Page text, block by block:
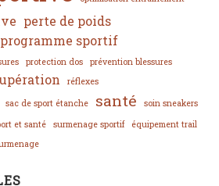
perte de poids
programme sportif
protection dos
prévention blessures
réflexes
sac de sport étanche santé
soin sneakers
et santé surmenage sportif
équipement trail